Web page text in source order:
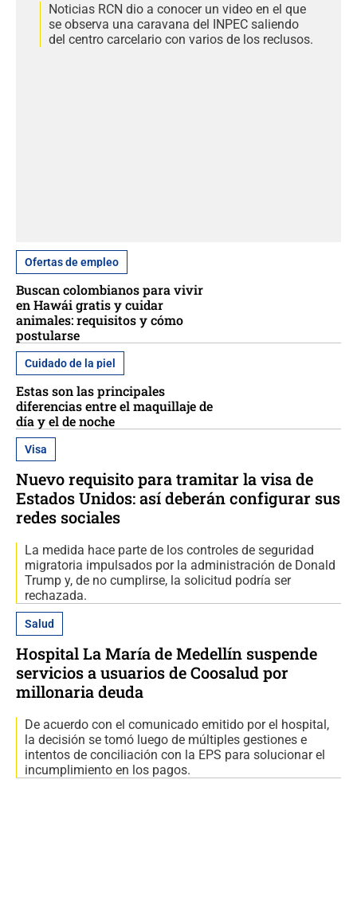
Noticias RCN dio a conocer un video en el que
se observa una caravana del INPEC saliendo
del centro carcelario con varios de los reclusos.
Ofertas de empleo
Buscan colombianos para vivir
en Hawái gratis y cuidar
animales: requisitos y cómo
postularse
Cuidado de la piel
Estas son las principales
diferencias entre el maquillaje de
día y el de noche
Visa
Nuevo requisito para tramitar la visa de
Estados Unidos: así deberán configurar sus
redes sociales
La medida hace parte de los controles de seguridad
migratoria impulsados por la administración de Donald
Trump y, de no cumplirse, la solicitud podría ser
rechazada.
Salud
Hospital La María de Medellín suspende
servicios a usuarios de Coosalud por
millonaria deuda
De acuerdo con el comunicado emitido por el hospital,
la decisión se tomó luego de múltiples gestiones e
intentos de conciliación con la EPS para solucionar el
incumplimiento en los pagos.